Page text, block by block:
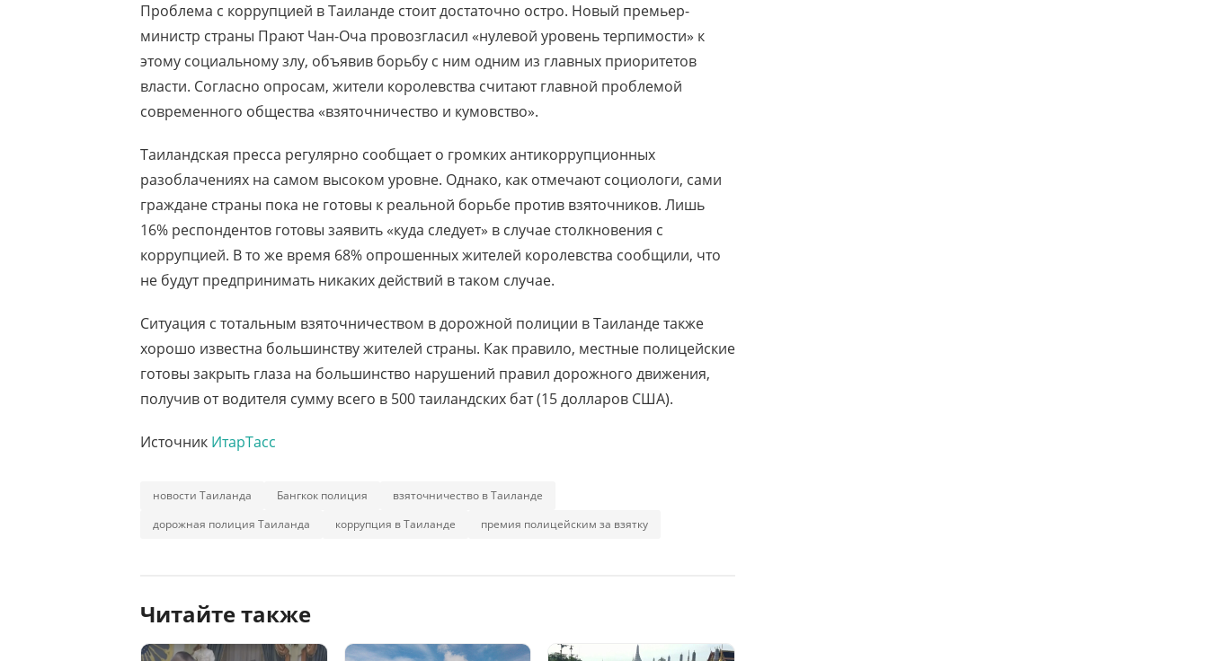
Проблема с коррупцией в Таиланде стоит достаточно остро. Новый премьер-
министр страны Прают Чан-Оча провозгласил «нулевой уровень терпимости» к
этому социальному злу, объявив борьбу с ним одним из главных приоритетов
власти. Согласно опросам, жители королевства считают главной проблемой
современного общества «взяточничество и кумовство».
Таиландская пресса регулярно сообщает о громких антикоррупционных
разоблачениях на самом высоком уровне. Однако, как отмечают социологи, сами
граждане страны пока не готовы к реальной борьбе против взяточников. Лишь
16% респондентов готовы заявить «куда следует» в случае столкновения с
коррупцией. В то же время 68% опрошенных жителей королевства сообщили, что
не будут предпринимать никаких действий в таком случае.
Ситуация с тотальным взяточничеством в дорожной полиции в Таиланде также
хорошо известна большинству жителей страны. Как правило, местные полицейские
готовы закрыть глаза на большинство нарушений правил дорожного движения,
получив от водителя сумму всего в 500 таиландских бат (15 долларов США).
Источник ИтарТасс
новости Таиланда Бангкок полиция
взяточничество в Таиланде
дорожная полиция Таиланда
коррупция в Таиланде премия полицейским за взятку
Читайте также